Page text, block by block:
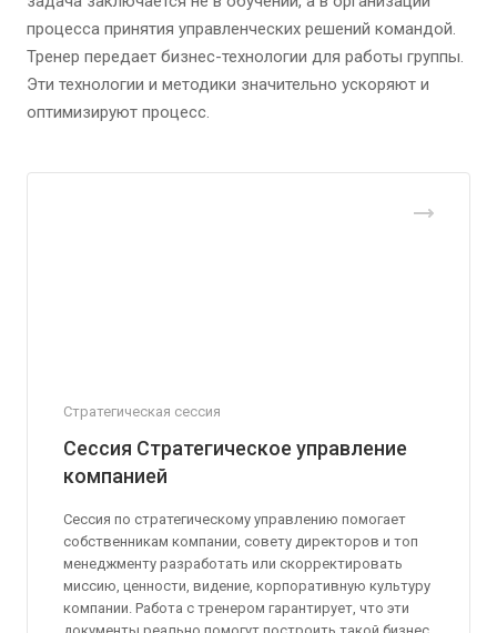
процесса принятия управленческих решений командой.
Тренер передает бизнес-технологии для работы группы.
Эти технологии и методики значительно ускоряют и
оптимизируют процесс.
Стратегическая сессия
Сессия Стратегическое управление
компанией
Сессия по стратегическому управлению помогает
собственникам компании, совету директоров и топ
менеджменту разработать или скорректировать
миссию, ценности, видение, корпоративную культуру
компании. Работа с тренером гарантирует, что эти